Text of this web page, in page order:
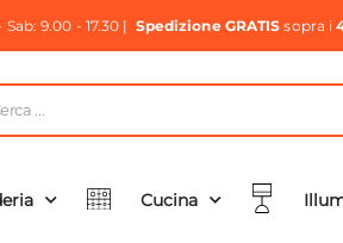
9.00 - 17.30 | Spedizione GRATIS sopra i
Cucina